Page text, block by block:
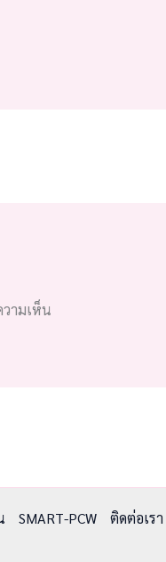
ามเห็น
SMART-PCW ติดต่อเรา